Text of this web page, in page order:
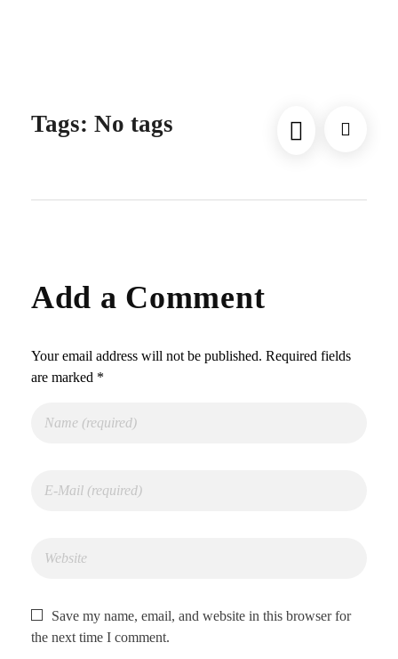
Tags: No tags
Add a Comment
Your email address will not be published. Required fields
are marked *
Save my name, email, and website in this browser for
the next time I comment.